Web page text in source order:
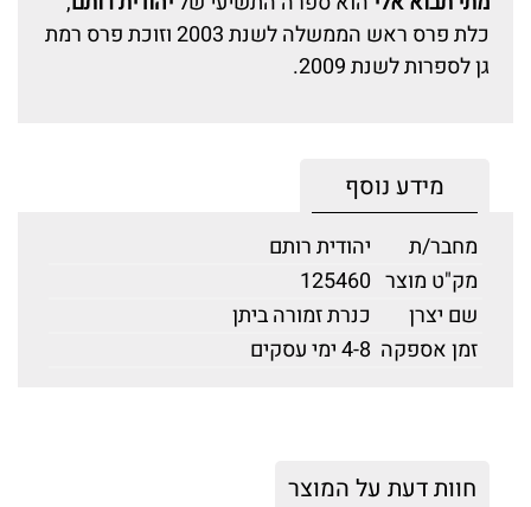
כלת פרס ראש הממשלה לשנת 2003 וזוכת פרס רמת
גן לספרות לשנת 2009.
מידע נוסף
מחבר/ת
יהודית רותם
מק"ט מוצר 125460
שם יצרן
כנרת זמורה ביתן
זמן אספקה 4-8 ימי עסקים
חוות דעת על המוצר